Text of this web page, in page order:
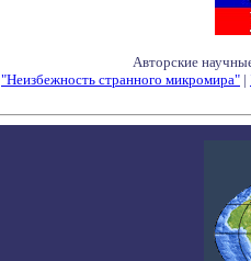
Авторские
"Неизбежность странного микромира" |